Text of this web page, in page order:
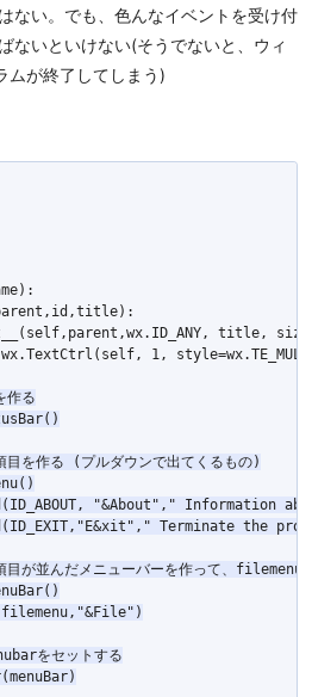
ない。でも、色んなイベントを受け付
ないといけない(そうでないと、ウィ
ムが終了してしまう)
title,
1,
作る
を作る (プルダウンで出てくるもの)
"&About"," Information
Terminate the
が並んだメニューバーを作って、filemenu
をセットする